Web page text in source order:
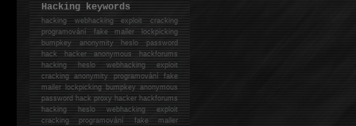
Hacking keywords
hackingwebhacking exploit cracking
programování fake mailer lockpicking
bumpkey anonymity heslo password
hackhacker anonymous hackforums
hackingheslo webhacking exploit
cracking anonymity programování fake
mailer lockpicking bumpkey anonymous
password hack proxy hacker hackforums
hacking heslo webhacking exploit
cracking programování fake mailer